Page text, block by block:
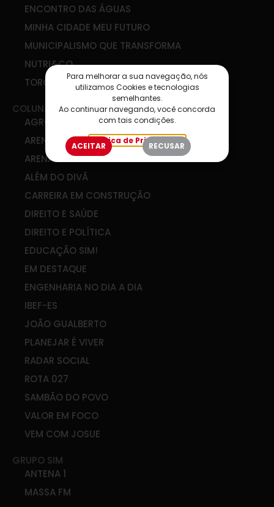
ENCONTRO DAS ÁGUAS
MINHA CIDADE MEU FUTURO
MUNICIPALISMO QUE TRANSFORMA
NUTRI&CO
TORCIDA SIM
COLUNAS
AGRO & COOP
ARENA DE IDEIAS
ARENA DIGITAL
ALÉM DO DIVÃ
CARREIRA EM CONSTRUÇÃO
DIREITO E SAÚDE
DIREITO E POLÍTICA
EDUCAÇÃO SIM!
EM DESTAQUE
ENGENHARIA NO DIA A DIA
IBEF-ES
JOÃO GUALBERTO
PLANEJAR É VIVER
RADAR SOCIAL
ROTA 027
SAMBÃO DO POVO
VALOR EM FOCO
VEM COM JOSUE
GRUPO SIM
ANTENA 1
MASSA FM
Para melhorar a sua navegação, nós
utilizamos Cookies e tecnologias
semelhantes.
Ao continuar navegando, você concorda
com tais condições.
Política de Privacidade
ACEITAR RECUSAR